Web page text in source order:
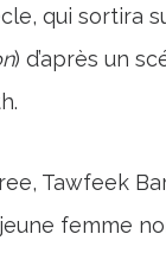
qui sortira
) d’après un
Tawfeek
femme